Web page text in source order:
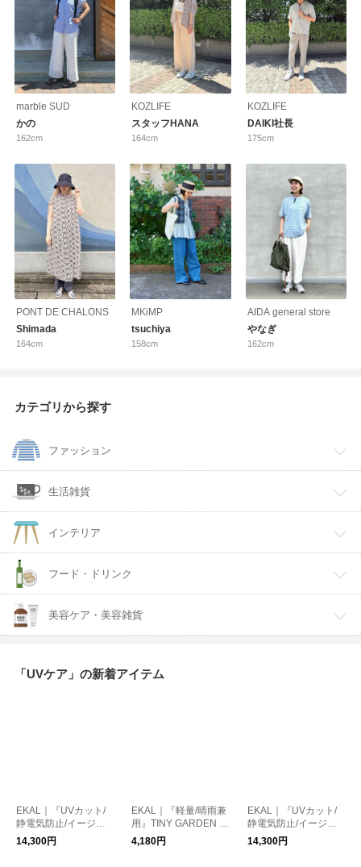
marble SUD
かの
162cm
KOZLIFE
スタッフHANA
164cm
KOZLIFE
DAIKI社長
175cm
PONT DE CHALONS
Shimada
164cm
MKiMP
tsuchiya
158cm
AIDA general store
やなぎ
162cm
カテゴリから探す
ファッション
生活雑貨
インテリア
フード・ドリンク
美容ケア・美容雑貨
「UVケア」の新着アイテム
EKAL｜『UVカット/
静電気防止/イージー
ケア』SMOOTH WOO
LYLIKEオーバーシャ
14,300円
EKAL｜『軽量/晴雨兼
用』TINY GARDEN P
RODUCTS ウルトラ
ライトワンタッチアン
4,180円
EKAL｜『UVカット/
静電気防止/イージー
ケア』SMOOTH WOO
LYLIKEワイドパンツ
14,300円